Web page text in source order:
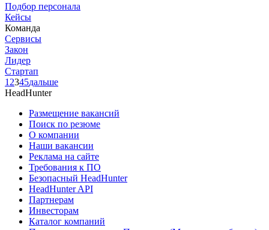
Подбор персонала
Кейсы
Команда
Сервисы
Закон
Лидер
Стартап
1 2345дальше
HeadHunter
Размещение вакансий
Поиск по резюме
О компании
Наши вакансии
Реклама на сайте
Требования к ПО
Безопасный HeadHunter
HeadHunter API
Партнерам
Инвесторам
Каталог компаний